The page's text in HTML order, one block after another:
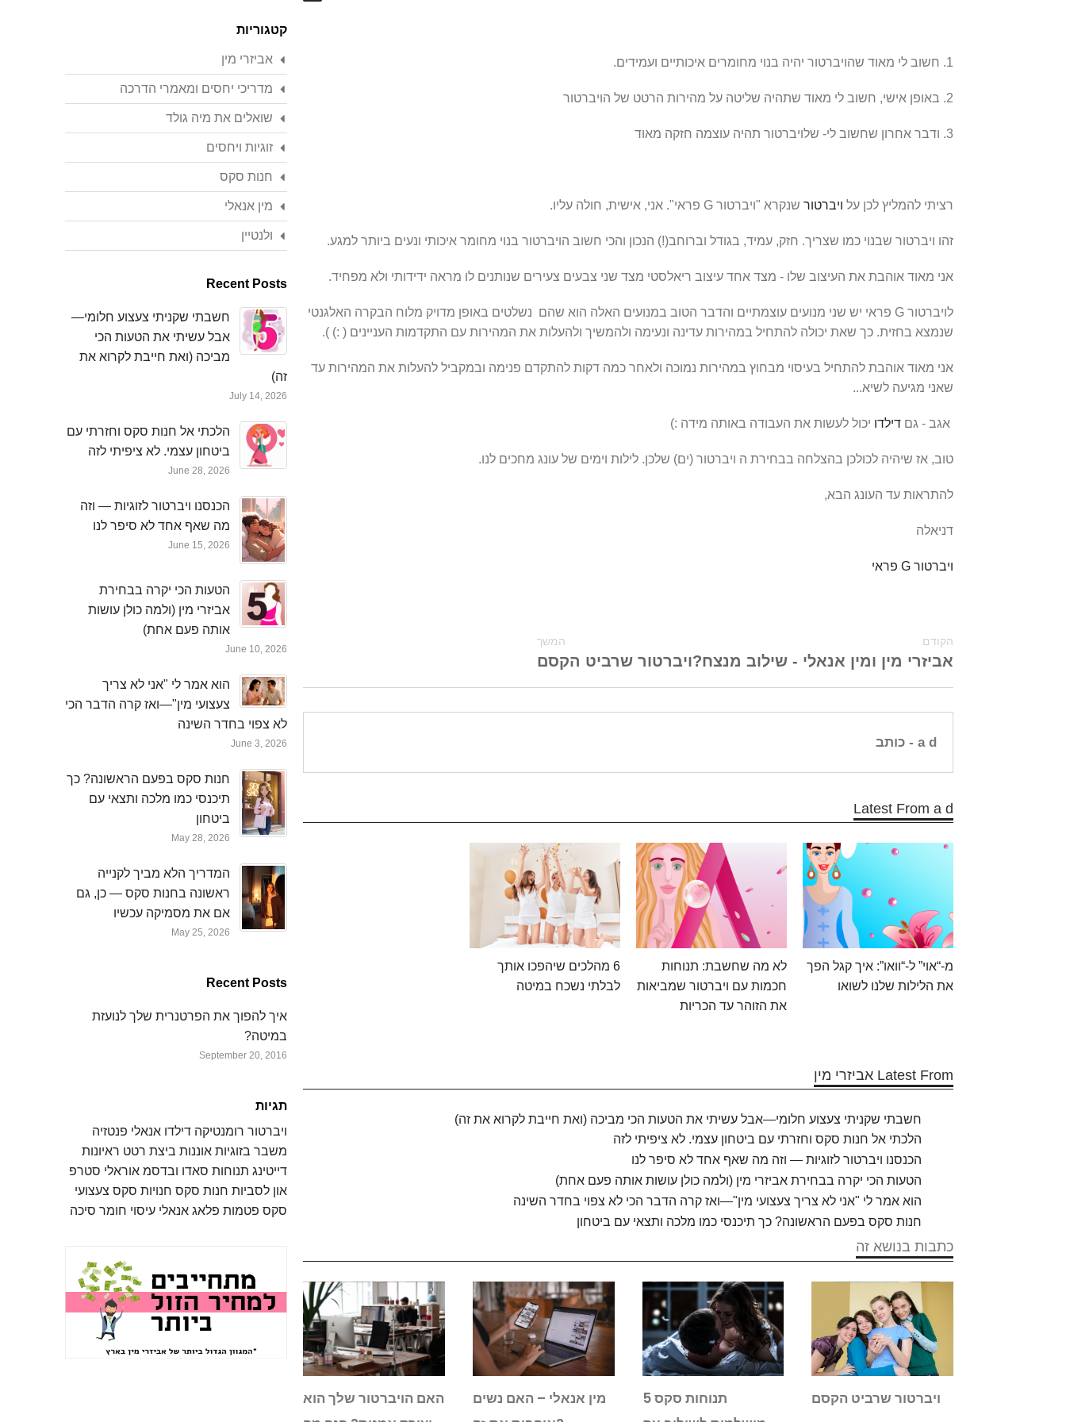
1. חשוב לי מאוד שהויברטור יהיה בנוי מחומרים איכותיים ועמידים.
2. באופן אישי, חשוב לי מאוד שתהיה שליטה על מהירות הרטט של הויברטור
3. ודבר אחרון שחשוב לי- שלויברטור תהיה עוצמה חזקה מאוד
רציתי להמליץ לכן על ויברטור שנקרא "ויברטור G פראי". אני, אישית, חולה עליו.
זהו ויברטור שבנוי כמו שצריך. חזק, עמיד, בגודל וברוחב(!) הנכון והכי חשוב הויברטור בנוי מחומר איכותי ונעים ביותר למגע.
אני מאוד אוהבת את העיצוב שלו - מצד אחד עיצוב ריאלסטי מצד שני צבעים צעירים שנותנים לו מראה ידידותי ולא מפחיד.
לויברטור G פראי יש שני מנועים עוצמתיים והדבר הטוב במנועים האלה הוא שהם נשלטים באופן מדויק מלוח הבקרה האלגנטי
שנמצא בחזית. כך שאת יכולה להתחיל במהירות עדינה ונעימה ולהמשיך ולהעלות את המהירות עם התקדמות העניינים ( :) ).
אני מאוד אוהבת להתחיל בעיסוי מבחוץ במהירות נמוכה ולאחר כמה דקות להתקדם פנימה ובמקביל להעלות את המהירות עד
שאני מגיעה לשיא...
אגב - גם דילדו יכול לעשות את העבודה באותה מידה :)
טוב, אז שיהיה לכולכן בהצלחה בבחירת ה ויברטור (ים) שלכן. לילות וימים של עונג מחכים לנו.
להתראות עד העונג הבא,
דניאלה
ויברטור G פראי
הקודם
אביזרי מין ומין אנאלי - שילוב מנצח?
המשך
ויברטור שרביט הקסם
a d - כותב
Latest From a d
מ-“אוי” ל-“וואו”: איך קגל הפך
את הלילות שלנו לשואו
לא מה שחשבת: תנוחות
חכמות עם ויברטור שמביאות
את הזוהר עד הכריות
6 מהלכים שיהפכו אותך
לבלתי נשכח במיטה
Latest From אביזרי מין
חשבתי שקניתי צעצוע חלומי—אבל עשיתי את הטעות הכי מביכה (ואת חייבת לקרוא את זה)
הלכתי אל חנות סקס וחזרתי עם ביטחון עצמי. לא ציפיתי לזה
הכנסנו ויברטור לזוגיות — וזה מה שאף אחד לא סיפר לנו
הטעות הכי יקרה בבחירת אביזרי מין (ולמה כולן עושות אותה פעם אחת)
הוא אמר לי "אני לא צריך צעצועי מין"—ואז קרה הדבר הכי לא צפוי בחדר השינה
חנות סקס בפעם הראשונה? כך תיכנסי כמו מלכה ותצאי עם ביטחון
כתבות בנושא זה
האם הויברטור שלך הוא
מין אנאלי – האם נשים
5 תנוחות סקס
ויברטור שרביט הקסם
קטגוריות
אביזרי מין
מדריכי יחסים ומאמרי הדרכה
שואלים את מיה גולד
זוגיות ויחסים
חנות סקס
מין אנאלי
ולנטיין
Recent Posts
חשבתי שקניתי צעצוע חלומי—
אבל עשיתי את הטעות הכי
מביכה (ואת חייבת לקרוא את
זה)
July 14, 2026
הלכתי אל חנות סקס וחזרתי עם
ביטחון עצמי. לא ציפיתי לזה
June 28, 2026
הכנסנו ויברטור לזוגיות — וזה
מה שאף אחד לא סיפר לנו
June 15, 2026
הטעות הכי יקרה בבחירת
אביזרי מין (ולמה כולן עושות
אותה פעם אחת)
June 10, 2026
הוא אמר לי "אני לא צריך
צעצועי מין"—ואז קרה הדבר הכי
לא צפוי בחדר השינה
June 3, 2026
חנות סקס בפעם הראשונה? כך
תיכנסי כמו מלכה ותצאי עם
ביטחון
May 28, 2026
המדריך הלא מביך לקנייה
ראשונה בחנות סקס — כן, גם
אם את מסמיקה עכשיו
May 25, 2026
Recent Posts
איך להפוך את הפרטנרית שלך לנועזת
במיטה?
September 20, 2016
תגיות
ויברטור רומנטיקה דילדו אנאלי פנטזיה
משבר בזוגיות אוננות ביצת רטט ראיונות
דייטינג תנוחות סאדו ובדסמ אוראלי סטרפ
און לסביות חנות סקס חנויות סקס צעצועי
סקס פטמות פלאג אנאלי עיסוי חומר סיכה